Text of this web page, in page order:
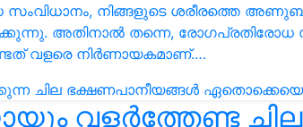
സംവിധാനം, നിങ്ങളുടെ ശരീരത്തെ
അതിനാൽ തന്നെ, രോഗപ്രതിരോധ
വളരെ നിർണായകമാണ്.…
വളർത്തേണ്ട ചില